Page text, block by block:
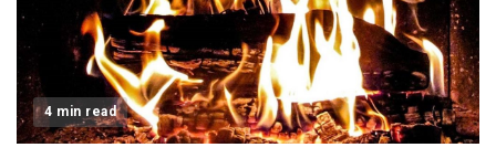
4 min read